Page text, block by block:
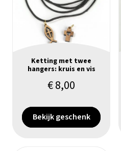
Ketting met twee
hangers: kruis en vis
€8,00
Bekijk geschenk